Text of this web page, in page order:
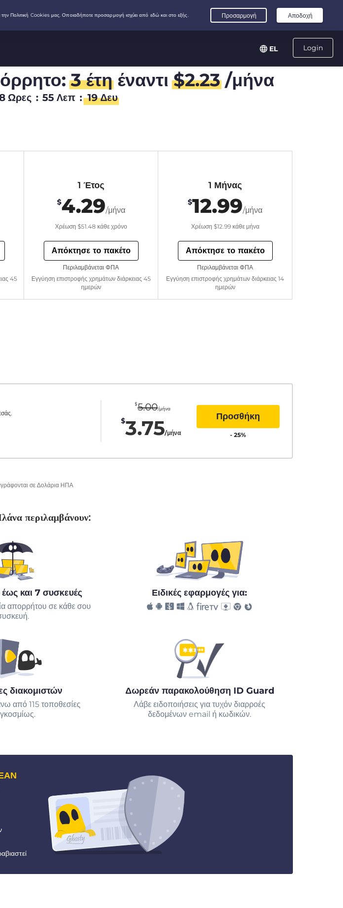
Login
EL
3 έτηέναντι$2.23/μήνα
Ωρες : 55 Λεπ : 18 Δευ
45
1 Έτος
$4.29/μήνα
Χρέωση $51.48 κάθε χρόνο
Απόκτησε το πακέτο
Εγγύηση επιστροφής χρημάτων διάρκειας 45
ημερών
Περιλαμβάνεται ΦΠΑ
1 Μήνας
$12.99/μήνα
Χρέωση $12.99κάθε μήνα
Απόκτησε το πακέτο
Εγγύηση επιστροφής χρημάτων διάρκειας 14
ημερών
Περιλαμβάνεται ΦΠΑ
$5.00/μήνα
$3.75/μήνα
Προσθήκη
- 25%
σε Δολάρια ΗΠΑ
περιλαμβάνουν:
και 7 συσκευές
απορρήτου σε κάθε σου
Ειδικές εφαρμογές για:
διακομιστών
από 115 τοποθεσίες
Δωρεάν παρακολούθηση ID Guard
Λάβε ειδοποιήσεις για τυχόν διαρροές
δεδομένων email ή κωδικών.